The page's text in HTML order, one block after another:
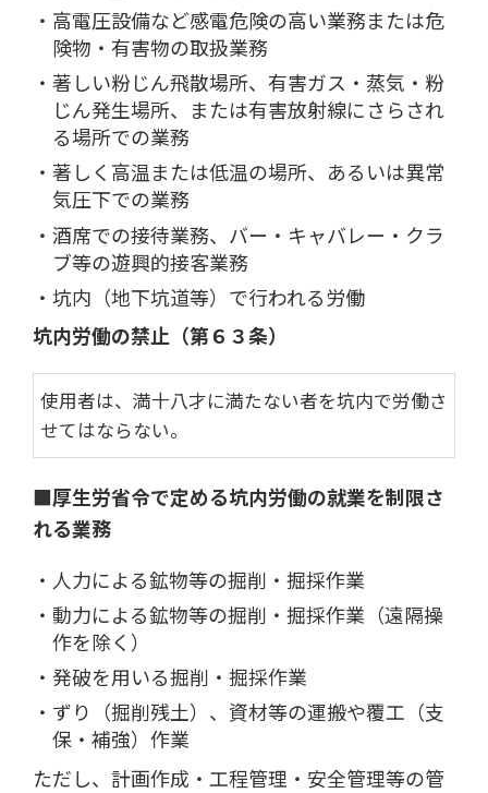
高電圧設備など感電危険の高い業務または危
険物・有害物の取扱業務
著しい粉じん飛散場所、有害ガス・蒸気・粉
じん発生場所、または有害放射線にさらされ
る場所での業務
著しく高温または低温の場所、あるいは異常
気圧下での業務
酒席での接待業務、バー・キャバレー・クラ
ブ等の遊興的接客業務
坑内（地下坑道等）で行われる労働
坑内労働の禁止（第６３条）
使用者は、満十八才に満たない者を坑内で労働さ
せてはならない。
■厚生労省令で定める坑内労働の就業を制限さ
れる業務
人力による鉱物等の掘削・掘採作業
動力による鉱物等の掘削・掘採作業（遠隔操
作を除く）
発破を用いる掘削・掘採作業
ずり（掘削残土）、資材等の運搬や覆工（支
保・補強）作業
ただし、計画作成・工程管理・安全管理等の管